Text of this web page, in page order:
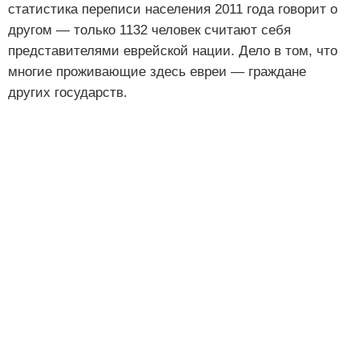
статистика переписи населения 2011 года говорит о
другом — только 1132 человек считают себя
представителями еврейской нации. Дело в том, что
многие проживающие здесь евреи — граждане
других государств.